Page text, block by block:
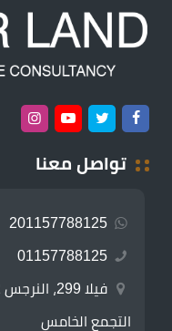
تواصل معنا
201157788125
01157788125
التجمع الخامس